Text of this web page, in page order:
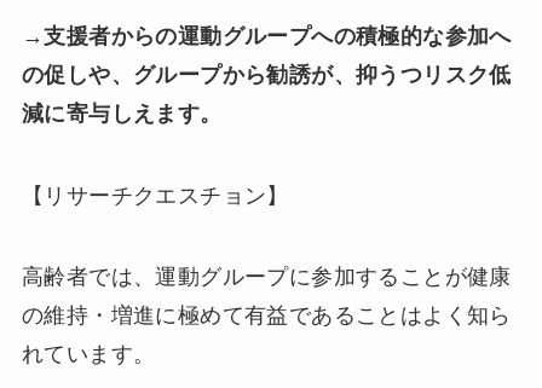
→支援者からの運動グループへの積極的な参加へ
の促しや、グループから勧誘が、抑うつリスク低
減に寄与しえます。
【リサーチクエスチョン】
高齢者では、運動グループに参加することが健康
の維持・増進に極めて有益であることはよく知ら
れています。